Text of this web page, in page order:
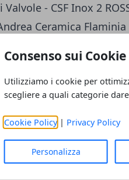
Consenso sui Cookie
Utilizziamo i cookie per
scegliere a quali categorie
Cookie Policy| Privacy Policy
Personalizza
Valvole - CSF Inox 2
Ceramica
- Venezuela 5
Utensilnord -
Andrea Androni -
10 SHILOV Sergey
vincere la corsa in
ci credevamo
tutta la corsa.